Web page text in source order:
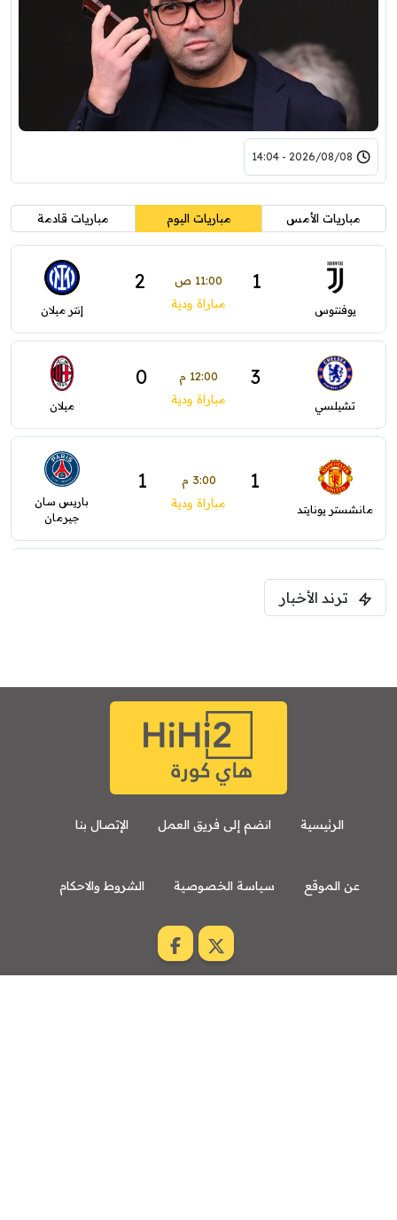
2026/08/08 - 14:04
مباريات الأمس مباريات اليوم مباريات قادمة
يوفنتوس
1 11:00 ص 2
مباراة ودية إنتر ميلان
تشيلسي
3 12:00 م 0
مباراة ودية ميلان
مانشستر يونايتد
1 3:00 م 1
مباراة ودية
باريس سان
جيرمان
فرينتسفاروشي
8:00 م
مباراة ودية
ترند الأخبار
الرئيسية انضم إلى فريق العمل الإتصال بنا
عن الموقع سياسة الخصوصية الشروط والاحكام